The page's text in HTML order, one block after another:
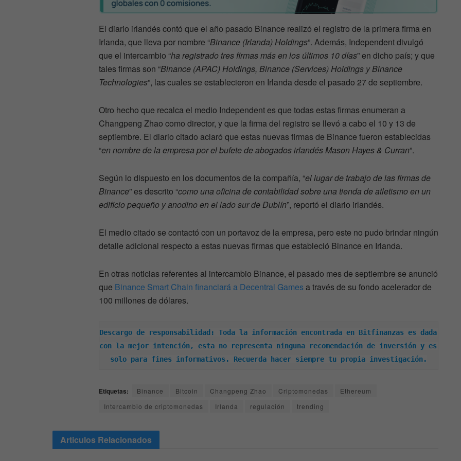
El diario irlandés contó que el año pasado Binance realizó el registro de la primera firma en
Irlanda, que lleva por nombre “Binance (Irlanda) Holdings”. Además, Independent divulgó
que el intercambio “ha registrado tres firmas más en los últimos 10 días” en dicho país; y que
tales firmas son “Binance (APAC) Holdings, Binance (Services) Holdings y Binance
Technologies”, las cuales se establecieron en Irlanda desde el pasado 27 de septiembre.
Otro hecho que recalca el medio Independent es que todas estas firmas enumeran a
Changpeng Zhao como director, y que la firma del registro se llevó a cabo el 10 y 13 de
septiembre. El diario citado aclaró que estas nuevas firmas de Binance fueron establecidas
“en nombre de la empresa por el bufete de abogados irlandés Mason Hayes & Curran”.
Según lo dispuesto en los documentos de la compañía, “el lugar de trabajo de las firmas de
Binance” es descrito “como una oficina de contabilidad sobre una tienda de atletismo en un
edificio pequeño y anodino en el lado sur de Dublín”, reportó el diario irlandés.
El medio citado se contactó con un portavoz de la empresa, pero este no pudo brindar ningún
detalle adicional respecto a estas nuevas firmas que estableció Binance en Irlanda.
En otras noticias referentes al intercambio Binance, el pasado mes de septiembre se anunció
que Binance Smart Chain financiará a Decentral Games a través de su fondo acelerador de
100 millones de dólares.
Descargo de responsabilidad: Toda la información encontrada en Bitfinanzas es dada
con la mejor intención, esta no representa ninguna recomendación de inversión y es
solo para fines informativos. Recuerda hacer siempre tu propia investigación.
Etiquetas: Binance Bitcoin Changpeng Zhao Criptomonedas
Ethereum
Intercambio de criptomonedas
Irlanda regulación trending
Articulos Relacionados